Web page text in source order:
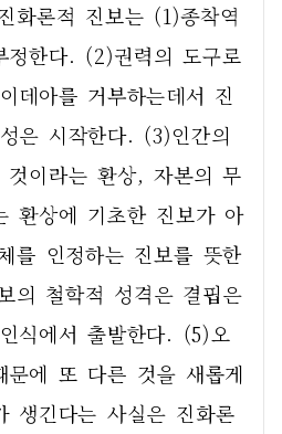
화론적 진보는 (1)종착역
한다. (2)권력의 도구로
데아를 거부하는데서 진
은 시작한다. (3)인간의
이라는 환상, 자본의 무
환상에 기초한 진보가 아
를 인정하는 진보를 뜻한
의 철학적 성격은 결핍은
식에서 출발한다. (5)오
문에 또 다른 것을 새롭게
생긴다는 사실은 진화론